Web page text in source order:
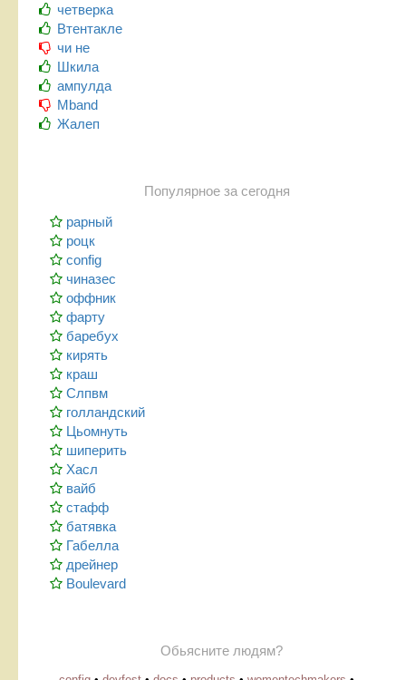
четверка
Втентакле
чи не
Шкила
ампулда
Mband
Жалеп
Популярное за сегодня
рарный
роцк
config
чиназес
оффник
фарту
баребух
кирять
краш
Слпвм
голландский
Цьомнуть
шиперить
Хасл
вайб
стафф
батявка
Габелла
дрейнер
Boulevard
Обьясните людям?